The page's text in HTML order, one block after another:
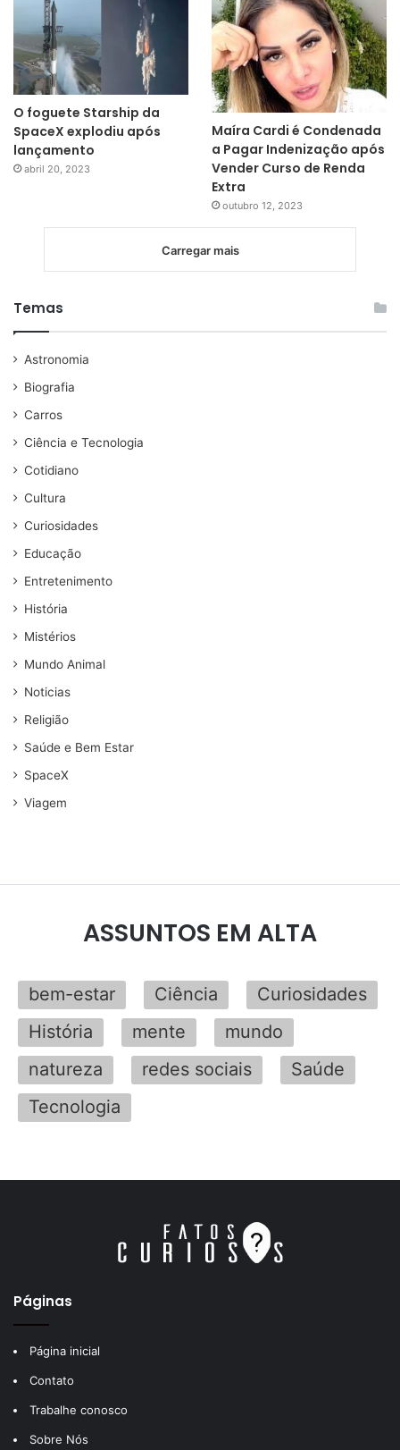
O foguete Starship da
SpaceX explodiu após
lançamento
abril 20, 2023
Maíra Cardi é Condenada
a Pagar Indenização após
Vender Curso de Renda
Extra
outubro 12, 2023
Carregar mais
Temas
Astronomia
Biografia
Carros
Ciência e Tecnologia
Cotidiano
Cultura
Curiosidades
Educação
Entretenimento
História
Mistérios
Mundo Animal
Noticias
Religião
Saúde e Bem Estar
SpaceX
Viagem
ASSUNTOS EM ALTA
bem-estar Ciência
Curiosidades
História
mente
mundo
natureza
redes sociais
Saúde
Tecnologia
Páginas
Página inicial
Contato
Trabalhe conosco
Sobre Nós